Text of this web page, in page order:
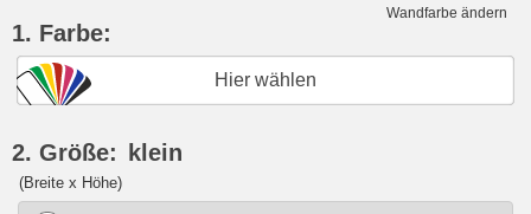
Wandfarbe ändern
1. Farbe:
Hier wählen
2. Größe: klein
(Breite x Höhe)